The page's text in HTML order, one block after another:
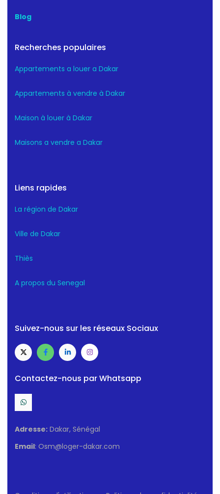
Blog
Recherches populaires
Appartements a louer a Dakar
Appartements à vendre à Dakar
Maison à louer à Dakar
Maisons a vendre a Dakar
Liens rapides
La région de Dakar
Ville de Dakar
Thiès
A propos du Senegal
Suivez-nous sur les réseaux Sociaux
Contactez-nous par Whatsapp
Adresse: Dakar, Sénégal
Email: Osm@loger-dakar.com